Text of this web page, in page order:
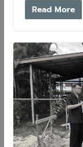
Read More